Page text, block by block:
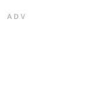
ADV